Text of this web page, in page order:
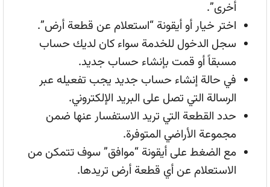
أخرى”.
اختر خيار أو أيقونة “استعلام عن قطعة أرض”.
سجل الدخول للخدمة سواء كان لديك حساب
مسبقاً أو قمت بإنشاء حساب جديد.
في حالة إنشاء حساب جديد يجب تفعيله عبر
الرسالة التي تصل على البريد الإلكتروني.
حدد القطعة التي تريد الاستفسار عنها ضمن
مجموعة الأراضي المتوفرة.
مع الضغط على أيقونة “موافق” سوف تتمكن من
الاستعلام عن أي قطعة أرض تريدها.